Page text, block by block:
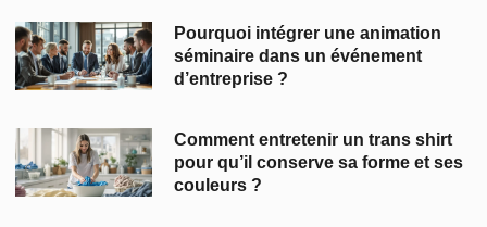
Pourquoi intégrer une animation
séminaire dans un événement
d’entreprise ?
Comment entretenir un trans shirt
pour qu’il conserve sa forme et ses
couleurs ?